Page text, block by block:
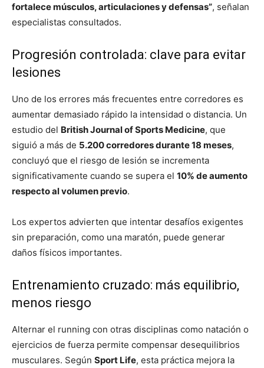
fortalece músculos, articulaciones y defensas”, señalan
especialistas consultados.
Progresión controlada: clave para evitar
lesiones
Uno de los errores más frecuentes entre corredores es
aumentar demasiado rápido la intensidad o distancia. Un
estudio del British Journal of Sports Medicine, que
siguió a más de 5.200 corredores durante 18 meses,
concluyó que el riesgo de lesión se incrementa
significativamente cuando se supera el 10% de aumento
respecto al volumen previo.
Los expertos advierten que intentar desafíos exigentes
sin preparación, como una maratón, puede generar
daños físicos importantes.
Entrenamiento cruzado: más equilibrio,
menos riesgo
Alternar el running con otras disciplinas como natación o
ejercicios de fuerza permite compensar desequilibrios
musculares. Según Sport Life, esta práctica mejora la